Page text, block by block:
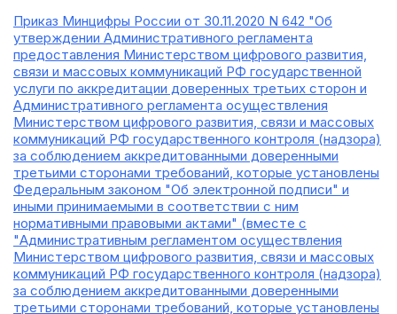
Приказ Минцифры России от 30.11.2020 N 642 "Об
утверждении Административного регламента
предоставления Министерством цифрового развития,
связи и массовых коммуникаций РФ государственной
услуги по аккредитации доверенных третьих сторон и
Административного регламента осуществления
Министерством цифрового развития, связи и массовых
коммуникаций РФ государственного контроля (надзора)
за соблюдением аккредитованными доверенными
третьими сторонами требований, которые установлены
Федеральным законом "Об электронной подписи" и
иными принимаемыми в соответствии с ним
нормативными правовыми актами" (вместе с
"Административным регламентом осуществления
Министерством цифрового развития, связи и массовых
коммуникаций РФ государственного контроля (надзора)
за соблюдением аккредитованными доверенными
третьими сторонами требований, которые установлены